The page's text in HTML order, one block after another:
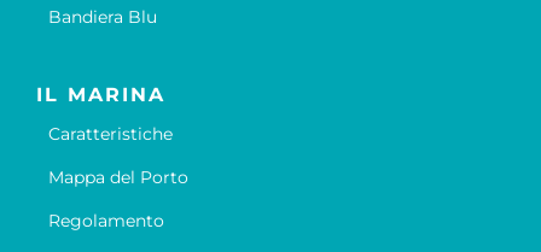
Bandiera Blu
IL MARINA
Caratteristiche
Mappa del Porto
Regolamento